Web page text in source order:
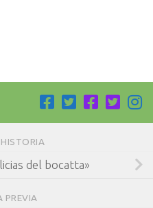
del bocatta»
PREVIA